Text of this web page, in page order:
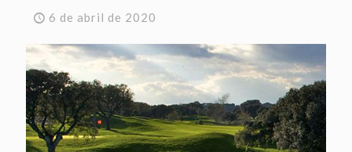
6 de abril de 2020